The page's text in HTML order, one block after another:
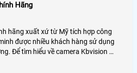
Hãng
hãng xuất xứ từ Mỹ tích hợp công
được nhiều khách hàng sử dụng
Để tìm hiểu về camera Kbvision là